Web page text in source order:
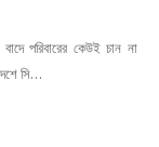
পরিবারের কেউই চান না
সি…